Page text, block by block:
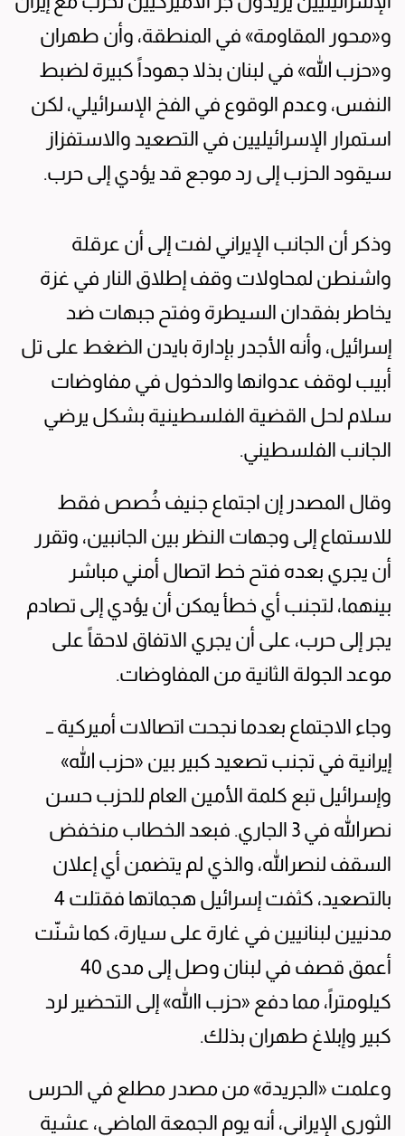
و«محور المقاومة» في المنطقة، وأن طهران
و«حزب الله» في لبنان بذلا جهوداً كبيرة لضبط
النفس، وعدم الوقوع في الفخ الإسرائيلي، لكن
استمرار الإسرائيليين في التصعيد والاستفزاز
سيقود الحزب إلى رد موجع قد يؤدي إلى حرب.
وذكر أن الجانب الإيراني لفت إلى أن عرقلة
واشنطن لمحاولات وقف إطلاق النار في غزة
يخاطر بفقدان السيطرة وفتح جبهات ضد
إسرائيل، وأنه الأجدر بإدارة بايدن الضغط على تل
أبيب لوقف عدوانها والدخول في مفاوضات
سلام لحل القضية الفلسطينية بشكل يرضي
الجانب الفلسطيني.
وقال المصدر إن اجتماع جنيف خُصص فقط
للاستماع إلى وجهات النظر بين الجانبين، وتقرر
أن يجري بعده فتح خط اتصال أمني مباشر
بينهما، لتجنب أي خطأ يمكن أن يؤدي إلى تصادم
يجر إلى حرب، على أن يجري الاتفاق لاحقاً على
موعد الجولة الثانية من المفاوضات.
وجاء الاجتماع بعدما نجحت اتصالات أميركية ــ
إيرانية في تجنب تصعيد كبير بين «حزب الله»
وإسرائيل تبع كلمة الأمين العام للحزب حسن
نصرالله في 3 الجاري. فبعد الخطاب منخفض
السقف لنصرالله، والذي لم يتضمن أي إعلان
بالتصعيد، كثفت إسرائيل هجماتها فقتلت 4
مدنيين لبنانيين في غارة على سيارة، كما شنّت
أعمق قصف في لبنان وصل إلى مدى 40
كيلومتراً، مما دفع «حزب االله» إلى التحضير لرد
كبير وإبلاغ طهران بذلك.
وعلمت «الجريدة» من مصدر مطلع في الحرس
الثوري الإيراني، أنه يوم الجمعة الماضي، عشية